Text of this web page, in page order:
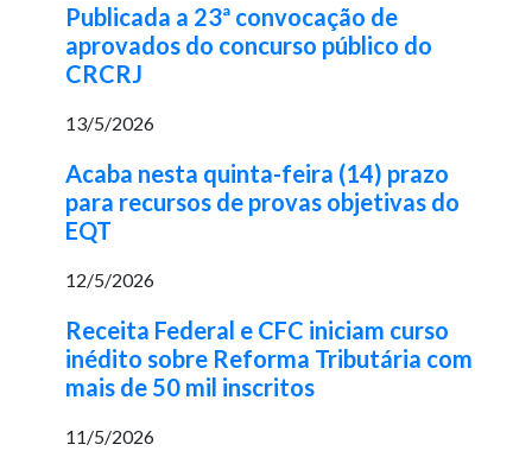
Publicada a 23ª convocação de
aprovados do concurso público do
CRCRJ
13/5/2026
Acaba nesta quinta-feira (14) prazo
para recursos de provas objetivas do
EQT
12/5/2026
Receita Federal e CFC iniciam curso
inédito sobre Reforma Tributária com
mais de 50 mil inscritos
11/5/2026